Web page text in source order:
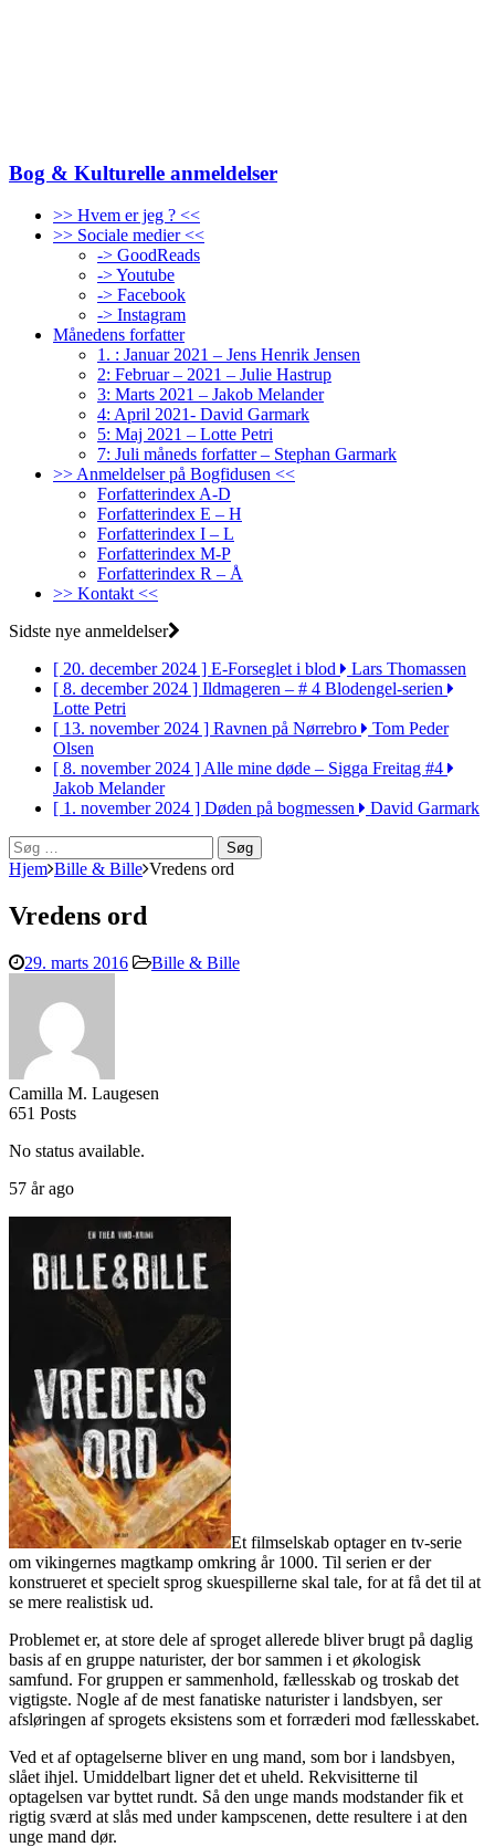
Bog & Kulturelle anmeldelser
>> Hvem er jeg ? <<
>> Sociale medier <<
-> GoodReads
-> Youtube
-> Facebook
-> Instagram
Månedens forfatter
1. : Januar 2021 – Jens Henrik Jensen
2: Februar – 2021 – Julie Hastrup
3: Marts 2021 – Jakob Melander
4: April 2021- David Garmark
5: Maj 2021 – Lotte Petri
7: Juli måneds forfatter – Stephan Garmark
>> Anmeldelser på Bogfidusen <<
Forfatterindex A-D
Forfatterindex E – H
Forfatterindex I – L
Forfatterindex M-P
Forfatterindex R – Å
>> Kontakt <<
Sidste nye anmeldelser
[ 20. december 2024 ] E-Forseglet i blod
Lars Thomassen
[ 8. december 2024 ] Ildmageren – # 4 Blodengel-serien
Lotte Petri
[ 13. november 2024 ] Ravnen på Nørrebro
Tom Peder
Olsen
[ 8. november 2024 ]Alle mine døde – Sigga Freitag #4
Jakob Melander
[ 1. november 2024 ] Døden på bogmessen
David Garmark
Søg
efter:
Hjem Bille & Bille Vredens ord
Vredens ord
29. marts 2016 Bille & Bille
Camilla M. Laugesen
651 Posts
No status available.
57 år ago
Et filmselskab optager en tv-serie
om vikingernes magtkamp omkring år 1000. Til serien er der
konstrueret et specielt sprog skuespillerne skal tale, for at få det til at
se mere realistisk ud.
Problemet er, at store dele af sproget allerede bliver brugt på daglig
basis af en gruppe naturister, der bor sammen i et økologisk
samfund. For gruppen er sammenhold, fællesskab og troskab det
vigtigste. Nogle af de mest fanatiske naturister i landsbyen, ser
afsløringen af sprogets eksistens som et forræderi mod fællesskabet.
Ved et af optagelserne bliver en ung mand, som bor i landsbyen,
slået ihjel. Umiddelbart ligner det et uheld. Rekvisitterne til
optagelsen var byttet rundt. Så den unge mands modstander fik et
rigtig sværd at slås med under kampscenen, dette resultere i at den
unge mand dør.